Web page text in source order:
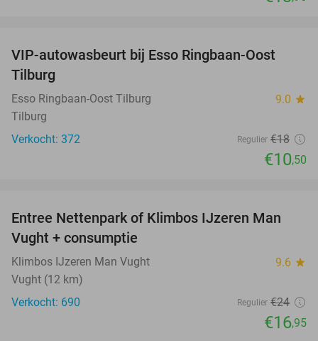
42%
VIP-autowasbeurt bij Esso Ringbaan-Oost
Tilburg
Esso Ringbaan-Oost Tilburg 9.0 star
Tilburg
Verkocht: 372
Regulier €18
€10,50
29%
Entree Nettenpark of Klimbos IJzeren Man
Vught + consumptie
Klimbos IJzeren Man Vught 9.6 star
Vught (12 km)
Verkocht: 690
Regulier €24
€16,95